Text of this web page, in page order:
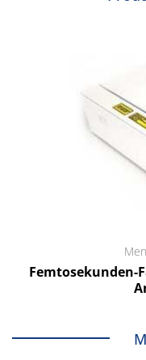
Femtosekunden-